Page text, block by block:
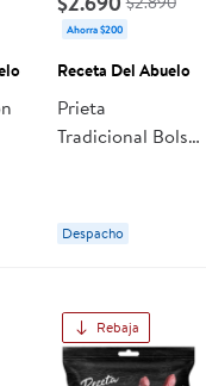
Ahorra $200
Receta Del Abuelo
Prieta
Tradicional Bolsa
Abuelo
Despacho
Rebaja